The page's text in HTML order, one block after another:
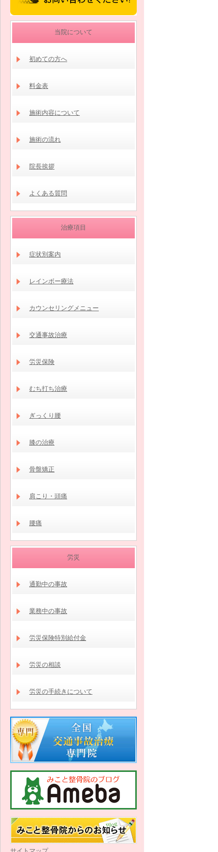
当院について
初めての方へ
料金表
施術内容について
施術の流れ
院長挨拶
よくある質問
治療項目
症状別案内
レインボー療法
カウンセリングメニュー
交通事故治療
労災保険
むち打ち治療
ぎっくり腰
膝の治療
骨盤矯正
肩こり・頭痛
腰痛
労災
通勤中の事故
業務中の事故
労災保険特別給付金
労災の相談
労災の手続きについて